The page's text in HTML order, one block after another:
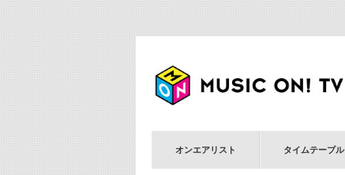
オンエアリスト タイムテーブル